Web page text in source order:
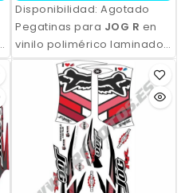
Disponibilidad: Agotado
Pegatinas para JOG R en
vinilo polimérico laminado,
impresas con tinta
ecosolvente. Alta
resistencia, acabado
profesional y opción de
personalización.